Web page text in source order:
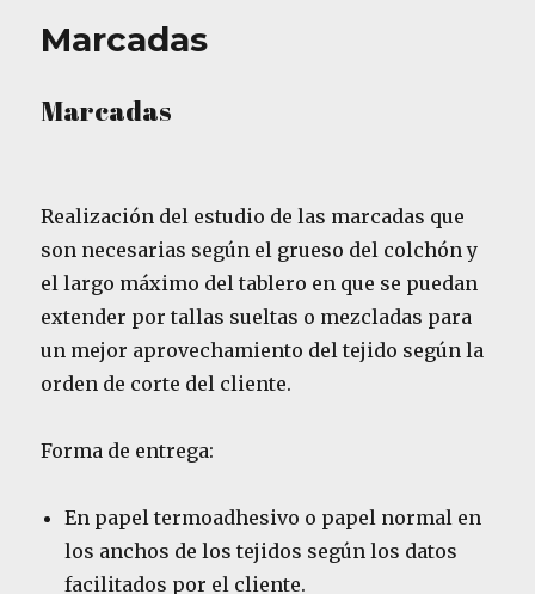
Marcadas
Marcadas
Realización del estudio de las marcadas que
son necesarias según el grueso del colchón y
el largo máximo del tablero en que se puedan
extender por tallas sueltas o mezcladas para
un mejor aprovechamiento del tejido según la
orden de corte del cliente.
Forma de entrega:
En papel termoadhesivo o papel normal en
los anchos de los tejidos según los datos
facilitados por el cliente.